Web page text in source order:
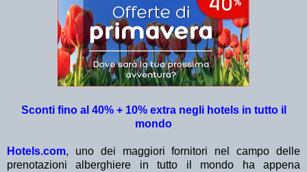
Sconti fino al 40% + 10% extra negli hotels in tutto il
mondo
Hotels.com, uno dei maggiori fornitori nel campo delle
prenotazioni alberghiere in tutto il mondo ha appena